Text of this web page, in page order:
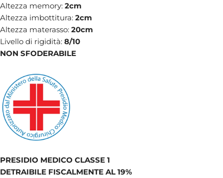
Altezza memory: 2cm
Altezza imbottitura: 2cm
Altezza materasso: 20cm
Livello di rigidità: 8/10
NON SFODERABILE
PRESIDIO MEDICO CLASSE 1
DETRAIBILE FISCALMENTE AL 19%